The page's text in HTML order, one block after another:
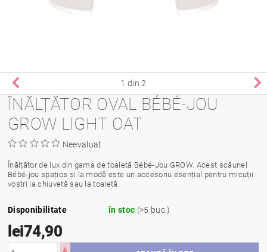
1 din 2
ÎNĂLȚĂTOR OVAL BÉBÉ-JOU
GROW LIGHT OAT
Neevaluat
Înălțător de lux din gama de toaletă Bébé-Jou GROW. Acest scăunel
Bébé-jou spațios și la modă este un accesoriu esențial pentru micuții
voștri la chiuvetă sau la toaletă.
Disponibilitate în stoc (>5 buc.)
lei74,90